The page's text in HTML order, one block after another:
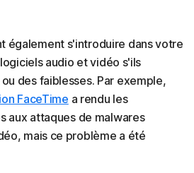
également s'introduire dans votre
audio et vidéo s'ils
des faiblesses. Par exemple,
FaceTime a rendu les
aux attaques de malwares
mais ce problème a été